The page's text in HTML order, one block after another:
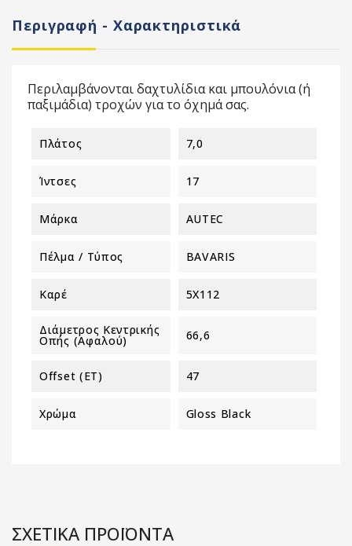
Περιγραφή - Χαρακτηριστικά
Περιλαμβάνονται δαχτυλίδια και μπουλόνια (ή
παξιμάδια) τροχών για το όχημά σας.
Πλάτος 7,0
Ίντσες 17
Μάρκα AUTEC
Πέλμα / Τύπος BAVARIS
Καρέ 5X112
Διάμετρος Κεντρικής
Οπής (αφαλού) 66,6
Offset (ET) 47
Χρώμα Gloss Black
ΣΧΕΤΙΚΑ ΠΡΟΪΟΝΤΑ